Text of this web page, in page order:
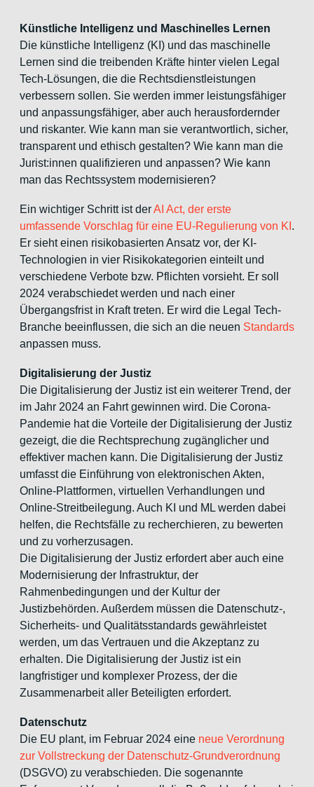
Künstliche Intelligenz und Maschinelles Lernen
Die künstliche Intelligenz (KI) und das maschinelle
Lernen sind die treibenden Kräfte hinter vielen Legal
Tech-Lösungen, die die Rechtsdienstleistungen
verbessern sollen. Sie werden immer leistungsfähiger
und anpassungsfähiger, aber auch herausfordernder
und riskanter. Wie kann man sie verantwortlich, sicher,
transparent und ethisch gestalten? Wie kann man die
Jurist:innen qualifizieren und anpassen? Wie kann
man das Rechtssystem modernisieren?
Ein wichtiger Schritt ist derAI Act, der erste
umfassende Vorschlag für eine EU-Regulierung von KI .
Er sieht einen risikobasierten Ansatz vor, der KI-
Technologien in vier Risikokategorien einteilt und
verschiedene Verbote bzw. Pflichten vorsieht. Er soll
2024 verabschiedet werden und nach einer
Übergangsfrist in Kraft treten. Er wird die Legal Tech-
Branche beeinflussen, die sich an die neuen Standards
anpassen muss.
Digitalisierung der Justiz
Die Digitalisierung der Justiz ist ein weiterer Trend, der
im Jahr 2024 an Fahrt gewinnen wird. Die Corona-
Pandemie hat die Vorteile der Digitalisierung der Justiz
gezeigt, die die Rechtsprechung zugänglicher und
effektiver machen kann. Die Digitalisierung der Justiz
umfasst die Einführung von elektronischen Akten,
Online-Plattformen, virtuellen Verhandlungen und
Online-Streitbeilegung. Auch KI und ML werden dabei
helfen, die Rechtsfälle zu recherchieren, zu bewerten
und zu vorherzusagen.
Die Digitalisierung der Justiz erfordert aber auch eine
Modernisierung der Infrastruktur, der
Rahmenbedingungen und der Kultur der
Justizbehörden. Außerdem müssen die Datenschutz-,
Sicherheits- und Qualitätsstandards gewährleistet
werden, um das Vertrauen und die Akzeptanz zu
erhalten. Die Digitalisierung der Justiz ist ein
langfristiger und komplexer Prozess, der die
Zusammenarbeit aller Beteiligten erfordert.
Datenschutz
Die EU plant, im Februar 2024 eine neue Verordnung
zur Vollstreckung der Datenschutz-Grundverordnung
(DSGVO) zu verabschieden. Die sogenannte